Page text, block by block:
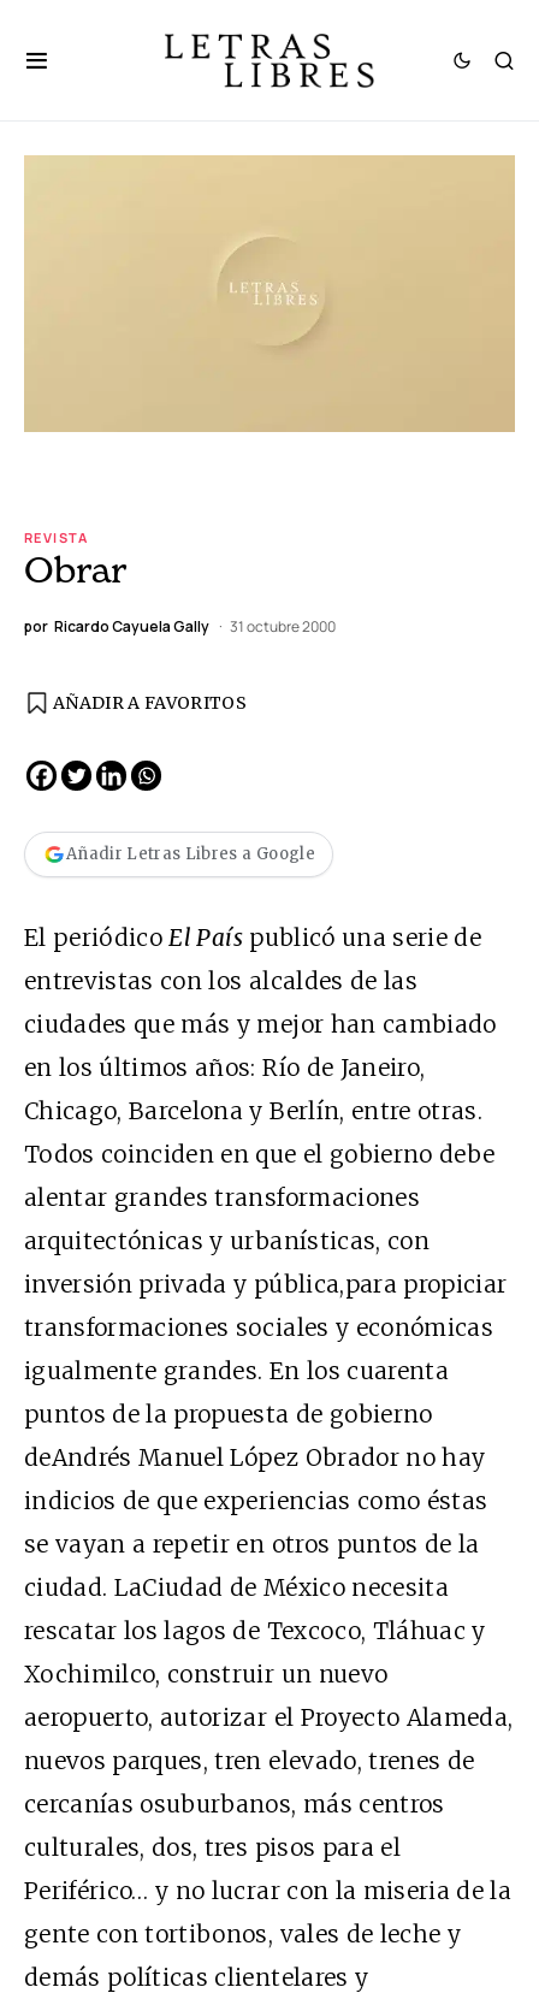
REVISTA
Obrar
por Ricardo Cayuela Gally 31 octubre 2000
AÑADIR A FAVORITOS
Añadir Letras Libres a Google
El periódicoEl Paíspublicó una serie de
entrevistas con los alcaldes de las
ciudades que más y mejor han cambiado
en los últimos años: Río de Janeiro,
Chicago, Barcelona y Berlín, entre otras.
Todos coinciden en que el gobierno debe
alentar grandes transformaciones
arquitectónicas y urbanísticas, con
inversión privada y pública,para propiciar
transformaciones sociales y económicas
igualmente grandes. En los cuarenta
puntos de la propuesta de gobierno
deAndrés Manuel López Obrador no hay
indicios de que experiencias como éstas
se vayan a repetir en otros puntos de la
ciudad. LaCiudad de México necesita
rescatar los lagos de Texcoco, Tláhuac y
Xochimilco, construir un nuevo
aeropuerto, autorizar el Proyecto Alameda,
nuevos parques, tren elevado, trenes de
cercanías osuburbanos, más centros
culturales, dos, tres pisos para el
Periférico… y no lucrar con la miseria de la
gente con tortibonos, vales de leche y
demás políticas clientelares y